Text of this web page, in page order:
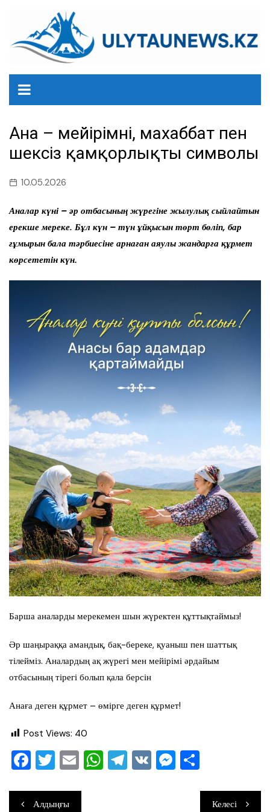
содержанию
Ана – мейірімнің, махаббат пен
шексіз қамқорлықтың символы
10.05.2026
Аналар күні – әр отбасының жүрегіне жылулық сыйлайтын
ерекше мереке. Бұл күн – түн ұйқысын төрт бөліп, бар
ғұмырын бала тәрбиесіне арнаған аяулы жандарға құрмет
көрсететін күн.
Барша аналарды мерекемен шын жүректен құттықтаймыз!
Әр шаңыраққа амандық, бақ-береке, қуаныш пен шаттық
тілейміз. Аналардың ақ жүрегі мен мейірімі әрдайым
отбасының тірегі болып қала берсін
Анаға деген құрмет – өмірге деген құрмет!
Post Views: 40
F
c
T
tt
E
ai
W T V M
ра
Навигация
Алдыңғы Келесі